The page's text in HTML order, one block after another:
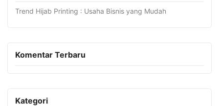
Trend Hijab Printing : Usaha Bisnis yang Mudah
Komentar Terbaru
Kategori